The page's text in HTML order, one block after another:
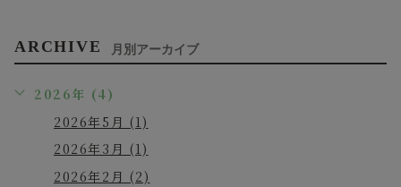
ARCHIVE 月別アーカイブ
2026年 (4)
2026年5月 (1)
2026年3月 (1)
2026年2月 (2)